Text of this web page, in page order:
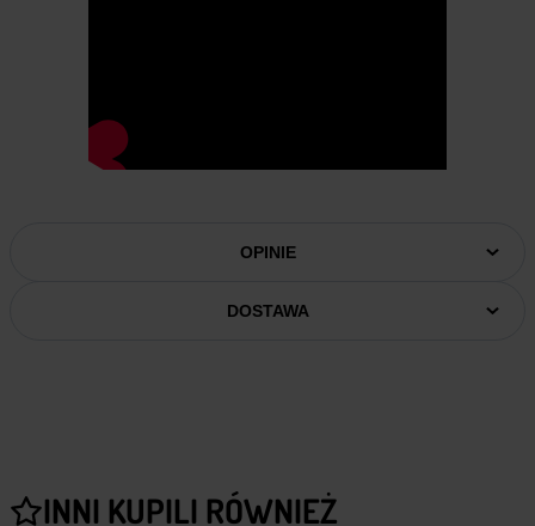
OPINIE
DOSTAWA
INNI KUPILI RÓWNIEŻ